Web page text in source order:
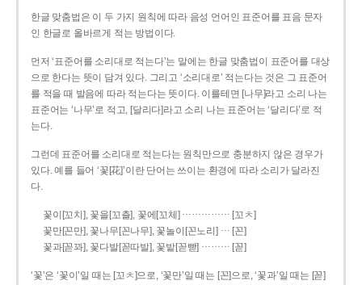
한글 맞춤법은 이 두 가지 원칙에 따라 음성 언어인 표준어를 표음 문자
인 한글로 올바르게 적는 방법이다.
먼저 ‘표준어를 소리대로 적는다’는 말에는 한글 맞춤법이 표준어를 대상
으로 한다는 뜻이 담겨 있다. 그리고 ‘소리대로’ 적는다는 것은 그 표준어
를 적을 때 발음에 따라 적는다는 뜻이다. 이를테면 [나무]라고 소리 나는
표준어는 ‘나무’로 적고, [달리다]라고 소리 나는 표준어는 ‘달리다’로 적
는다.
그런데 표준어를 소리대로 적는다는 원칙만으로 충분하지 않은 경우가
있다. 예를 들어 ‘꽃[花]’이란 단어는 쓰이는 환경에 따라 소리가 달라진
다.
꽃이[꼬치], 꽃을[꼬츨], 꽃에[꼬체] …………… [꼬ㅊ]
꽃만[꼰만], 꽃나무[꼰나무], 꽃놀이[꼰노리] … [꼰]
꽃과[꼳꽈], 꽃다발[꼳따발], 꽃밭[꼳빧] ……… [꼳]
‘꽃’은 ‘꽃이’일 때는 [꼬ㅊ]으로, ‘꽃만’일 때는 [꼰]으로, ‘꽃과’일 때는 [꼳]